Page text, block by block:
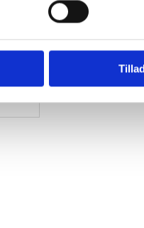
Kom med
Villa Strand.
Husk din
Kom gerne